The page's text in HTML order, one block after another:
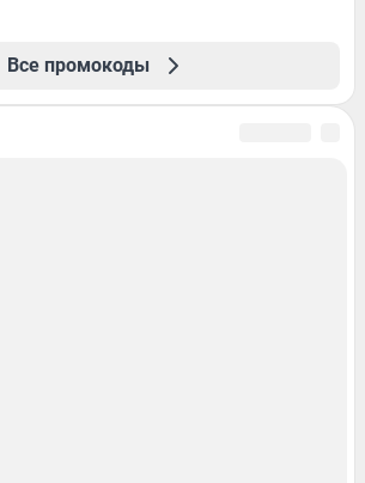
Все промокоды